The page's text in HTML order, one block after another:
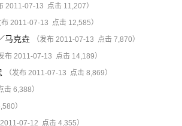
2011-07-13 点击 11,207）
布 2011-07-13 点击 12,585）
马克垚 （发布 2011-07-13 点击 7,870）
发布 2011-07-13 点击 14,189）
（发布 2011-07-13 点击 8,869）
击 6,388）
）
2011-07-12 点击 4,355）